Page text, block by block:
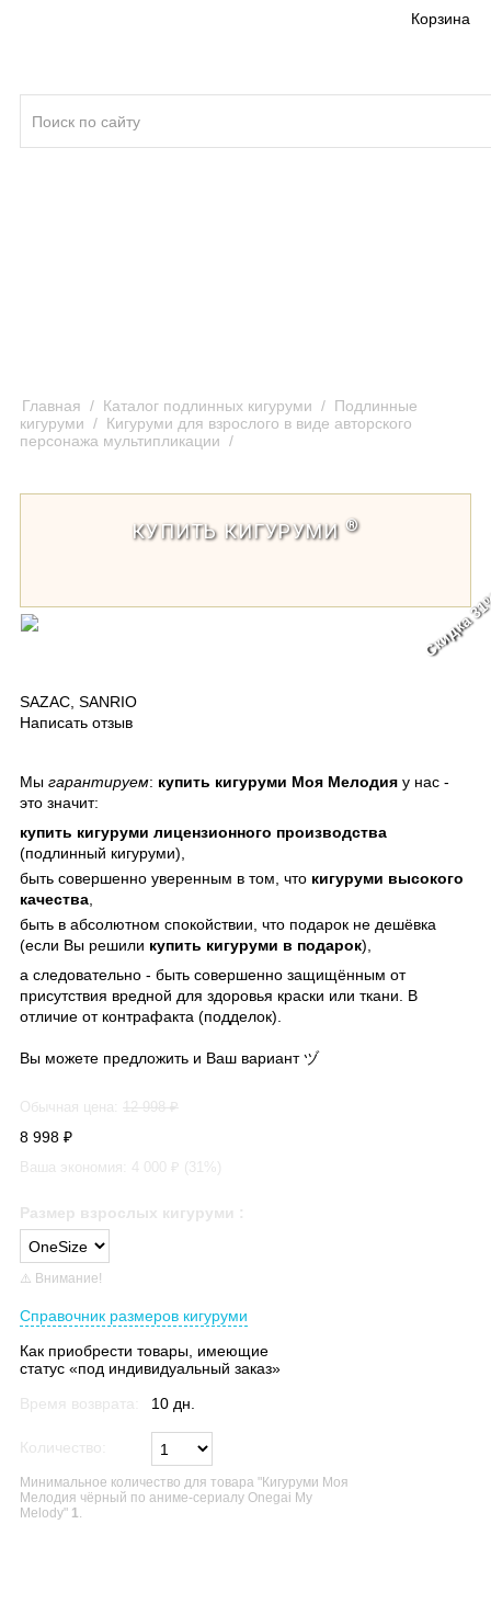
Корзина
Главная / Каталог подлинных кигуруми / Подлинные
кигуруми / Кигуруми для взрослого в виде авторского
персонажа мультипликации /
КУПИТЬ КИГУРУМИ ®
Скидка
Кигуруми Моя Мелодия чёрный по аниме-сериалу
SAZAC SANRIO
Написать отзыв
Мы гарантируем: купить кигуруми Моя Мелодия у нас -
это значит:
купить кигуруми лицензионного производства
(подлинный кигуруми),
быть совершенно уверенным в том, что кигуруми высокого
качества
быть в абсолютном спокойствии, что подарок не дешёвка
(если Вы решили купить кигуруми в подарок),
а следовательно - быть совершенно защищённым от
присутствия вредной для здоровья краски или ткани. В
отличие от контрафакта (подделок).
Вы можете предложить и Ваш вариант ヅ
Обычная цена: 12 998 ₽
8 998 ₽
Ваша экономия: 4 000 ₽ ( 31 %)
Размер взрослых кигуруми :
⚠️ Внимание!
Справочник размеров кигуруми
Как приобрести товары, имеющие
статус «под индивидуальный заказ»
Время возврата:
10 дн.
Количество:
Минимальное количество для товара "Кигуруми Моя
Мелодия чёрный по аниме-сериалу Onegai My
Melody" 1.